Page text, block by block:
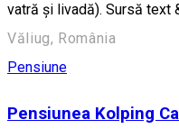
vatră și livadă). Sursă text
Văliug, România
Pensiune
Pensiunea Kolping